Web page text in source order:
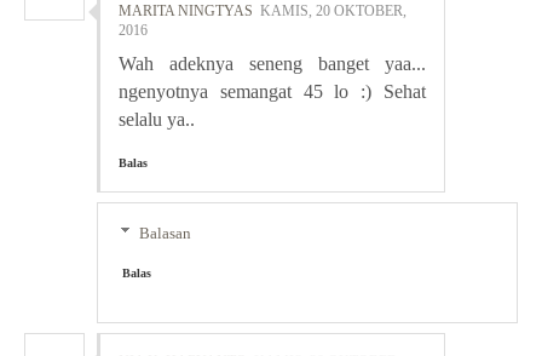
MARITA NINGTYAS KAMIS, 20 OKTOBER,
2016
Wah adeknya seneng banget yaa...
ngenyotnya semangat 45 lo :) Sehat
selalu ya..
Balas
Balasan
Balas